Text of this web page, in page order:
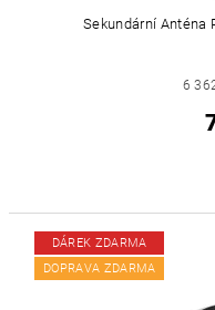
Sekundární Anténa
6
DÁREK ZDARMA
DOPRAVA ZDARMA